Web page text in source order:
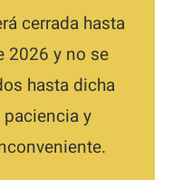
cerrada hasta
2026 y no se
hasta dicha
y